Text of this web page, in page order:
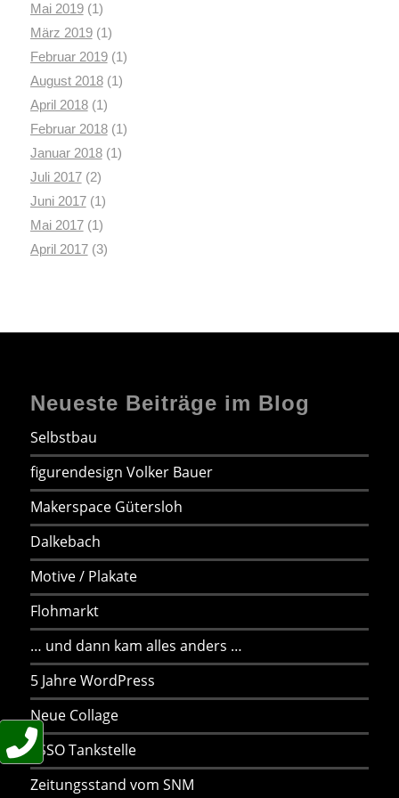
Mai 2019(1)
März 2019(1)
Februar 2019(1)
August 2018(1)
April 2018(1)
Februar 2018(1)
Januar 2018(1)
Juli 2017(2)
Juni 2017(1)
Mai 2017(1)
April 2017(3)
Neueste Beiträge im Blog
Selbstbau
figurendesign Volker Bauer
Makerspace Gütersloh
Dalkebach
Motive / Plakate
Flohmarkt
… und dann kam alles anders …
5 Jahre WordPress
Neue Collage
ESSO Tankstelle
Zeitungsstand vom SNM